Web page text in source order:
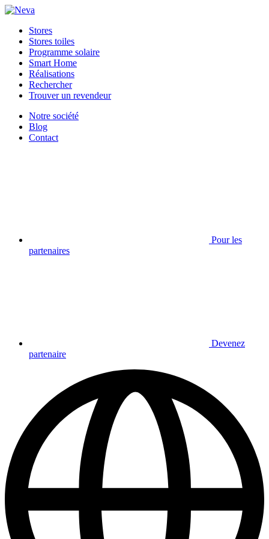
Stores
Stores toiles
Programme solaire
Smart Home
Réalisations
Rechercher
Trouver un revendeur
Notre société
Blog
Contact
Pour les
partenaires
Devenez
partenaire